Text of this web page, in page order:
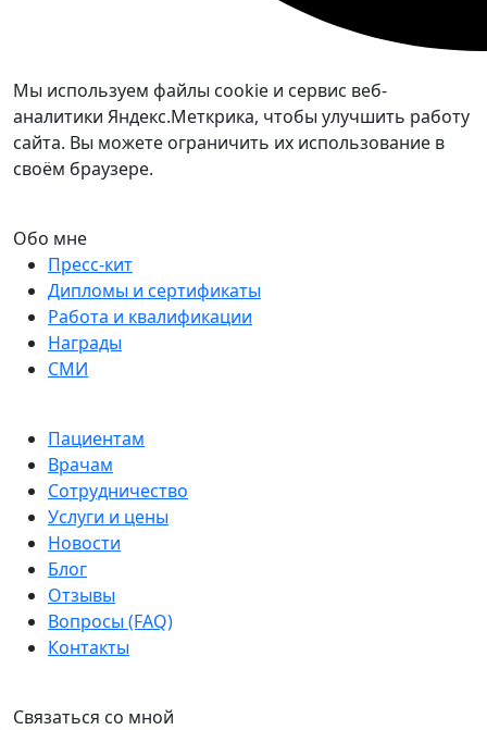
Мы используем файлы cookie и сервис веб-
аналитики Яндекс.Меткрика, чтобы улучшить работу
сайта. Вы можете ограничить их использование в
своём браузере.
Обо мне
Пресс-кит
Дипломы и сертификаты
Работа и квалификации
Награды
СМИ
Пациентам
Врачам
Сотрудничество
Услуги и цены
Новости
Блог
Отзывы
Вопросы (FAQ)
Контакты
Связаться со мной